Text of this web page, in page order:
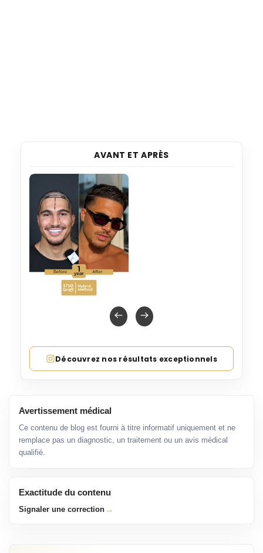
AVANT ET APRÈS
Découvrez nos résultats exceptionnels
Avertissement médical
Ce contenu de blog est fourni à titre informatif uniquement et ne
remplace pas un diagnostic, un traitement ou un avis médical
qualifié.
Exactitude du contenu
Signaler une correction →